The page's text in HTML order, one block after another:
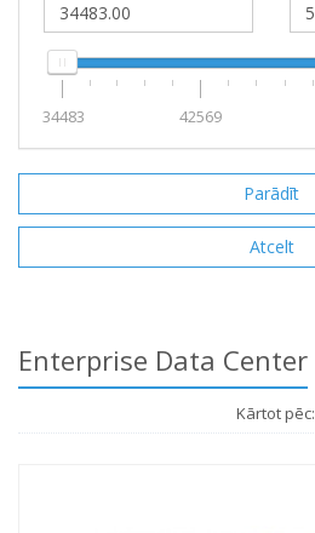
34483 42569
Enterprise Data Center
Kārtot pēc: